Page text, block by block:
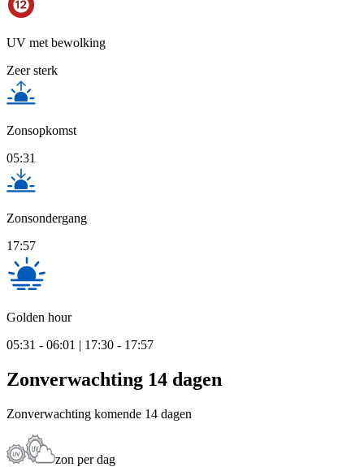
UV met bewolking
Zeer sterk
Zonsopkomst
05:31
Zonsondergang
17:57
Golden hour
05:31 - 06:01 | 17:30 - 17:57
Zonverwachting 14 dagen
Zonverwachting komende 14 dagen
zon per dag